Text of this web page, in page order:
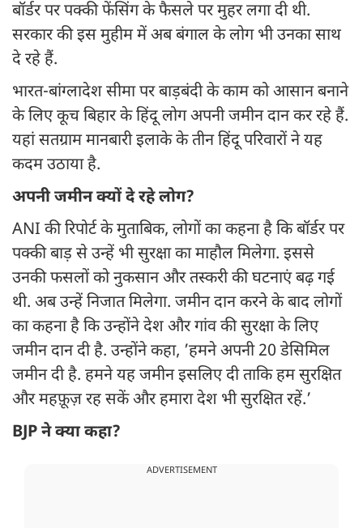
बॉर्डर पर पक्की फेंसिंग के फैसले पर मुहर लगा दी थी.
सरकार की इस मुहीम में अब बंगाल के लोग भी उनका साथ
दे रहे हैं.
भारत-बांग्लादेश सीमा पर बाड़बंदी के काम को आसान बनाने
के लिए कूच बिहार के हिंदू लोग अपनी जमीन दान कर रहे हैं.
यहां सतग्राम मानबारी इलाके के तीन हिंदू परिवारों ने यह
कदम उठाया है.
अपनी जमीन क्यों दे रहे लोग?
ANI की रिपोर्ट के मुताबिक, लोगों का कहना है कि बॉर्डर पर
पक्की बाड़ से उन्हें भी सुरक्षा का माहौल मिलेगा. इससे
उनकी फसलों को नुकसान और तस्करी की घटनाएं बढ़ गई
थी. अब उन्हें निजात मिलेगा. जमीन दान करने के बाद लोगों
का कहना है कि उन्होंने देश और गांव की सुरक्षा के लिए
जमीन दान दी है. उन्होंने कहा, ’हमने अपनी 20 डेसिमिल
जमीन दी है. हमने यह जमीन इसलिए दी ताकि हम सुरक्षित
और महफ़ूज़ रह सकें और हमारा देश भी सुरक्षित रहें.’
BJP ने क्या कहा?
ADVERTISEMENT